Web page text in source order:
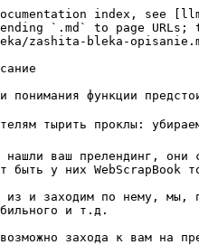
index, see
`.md` to page
zashita-bleka-
понимания функции
тырить проклы:
нашли ваш прелендинг,
быть у них WebScrapBook
из и заходим по нему, мы,
и т.д.
захода к вам на